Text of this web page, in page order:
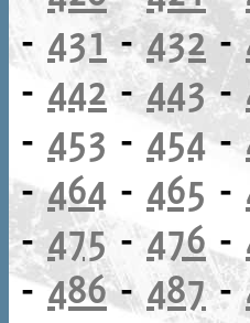
- 431-432-
- 442 -443-
- 453 - 454-
-464 - 465 -
-475-476-
-486-487-